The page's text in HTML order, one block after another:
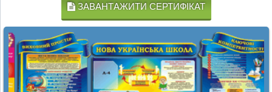
ЗАВАНТАЖИТИ СЕРТИФІКАТ